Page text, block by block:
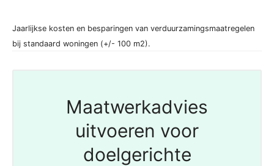
Jaarlijkse kosten en besparingen van verduurzamingsmaatregelen
bij standaard woningen (+/- 100 m2).
Maatwerkadvies
uitvoeren voor
doelgerichte